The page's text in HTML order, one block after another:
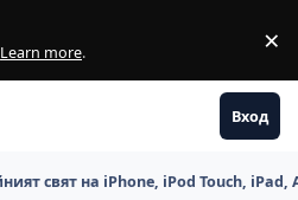
Learn more. ×
Вход
свят на iPhone, iPod Touch, iPad,